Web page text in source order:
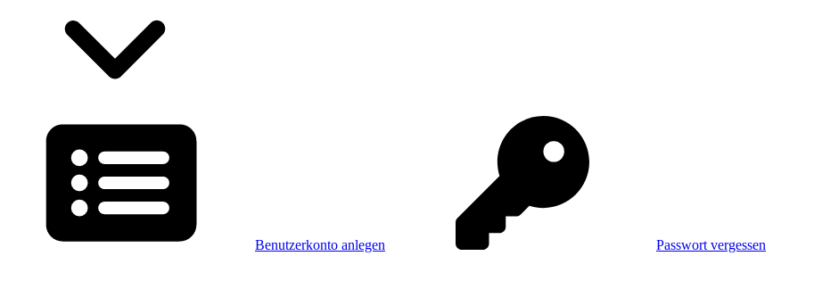
Benutzerkonto anlegen Passwort vergessen